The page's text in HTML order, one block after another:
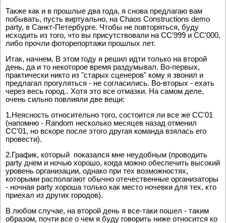
Также как и в прошлые два года, я снова предлагаю вам
побывать, пусть виртуально, на Chaos Constructions demo
party, в Санкт-Петербурге. Чтобы не повторяться, буду
исходить из того, что вы присутствовали на CC'999 и CC'000,
либо прочли фоторепортажи прошлых лет.
Итак, начнем. В этом году я решил идти только на второй
день, да и то некоторое время раздумывал. Во-первых,
практически никто из "старых сценеров" кому я звонил и
предлагал прогуляться - не согласились. Во-вторых - ехать
через весь город.. Хотя это все отмазки. На самом деле,
очень сильно повлияли две вещи:
1.Неясность относительно того, состоится ли все же CC'01
(напомню - Random несколько месяцев назад отменил
CC'01, но вскоре после этого другая команда взялась его
провести).
2.График, который показался мне неудобным (проводить
party днем и ночью хорошо, когда можно обеспечить высокий
уровень организации, однако при тех возможностях,
которыми располагают обычно отечественные организаторы
- ночная party хороша только как место ночевки для тех, кто
приехал из других городов).
В любом случае, на второй день я все-таки пошел - таким
образом, почти все о чем я буду говорить ниже относится ко